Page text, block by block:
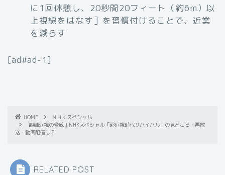
に1回休憩し、20秒間20フィート（約6m）以
上視線をはなす］を習慣付けることで、近業
を減らす
[ad#ad-1]
HOME
ＮＨＫスペシャル
眼軸近視の脅威！NHKスペシャル「超近視時代サバイバル」の見どころ・再放
送・動画配信は？
RELATED POST